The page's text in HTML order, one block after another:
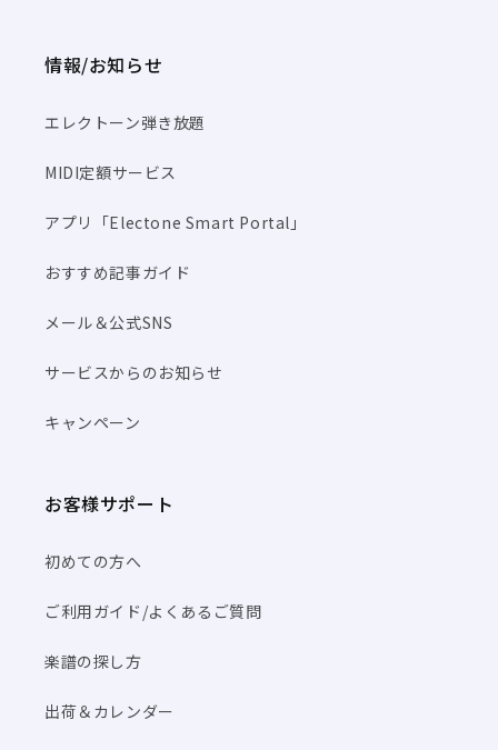
情報/お知らせ
エレクトーン弾き放題
MIDI定額サービス
アプリ「Electone Smart Portal」
おすすめ記事ガイド
メール＆公式SNS
サービスからのお知らせ
キャンペーン
お客様サポート
初めての方へ
ご利用ガイド/よくあるご質問
楽譜の探し方
出荷＆カレンダー